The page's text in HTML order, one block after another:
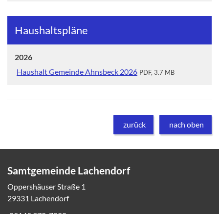
Haushaltspläne
2026
Haushalt Gemeinde Ahnsbeck 2026 PDF, 3.7 MB
zurück nach oben
Samtgemeinde Lachendorf
Oppershäuser Straße 1
29331 Lachendorf